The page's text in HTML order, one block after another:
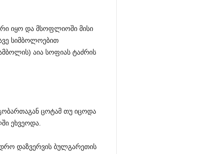
იყო და მსოფლიოში მისი
სიმბოლოებით
აია სოფიას ტაძრის
ცოტამ თუ იცოდა
ეხვეოდა.
დაზვერვის ბულგარეთის